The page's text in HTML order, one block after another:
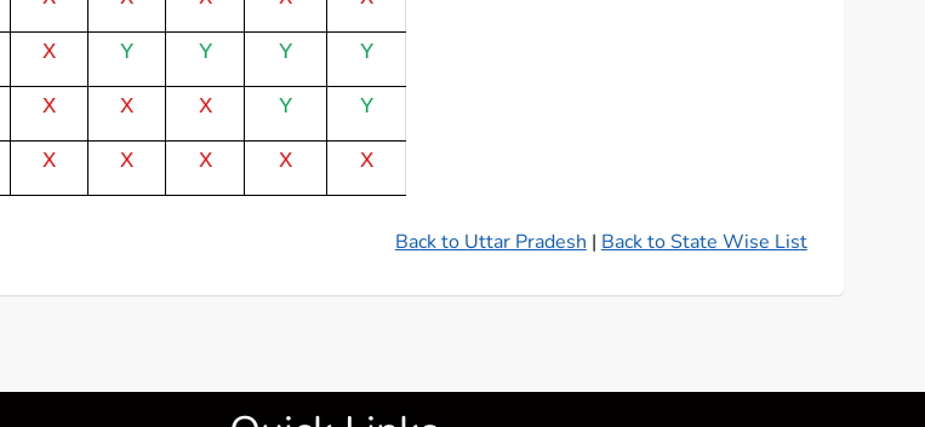
X Y Y Y Y
X X X Y Y
X X X X X
Back to Uttar Pradesh | Back to State Wise List